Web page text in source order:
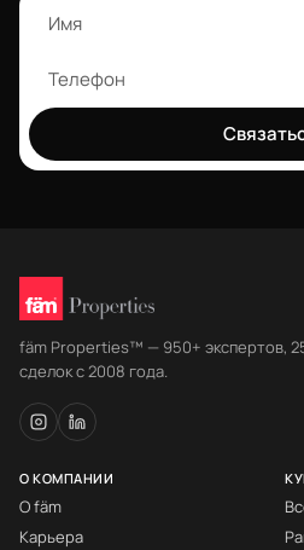
fäm Properties™ — 950+ экспертов,
сделок с 2008 года.
О КОМПАНИИ
О fäm
Карьера